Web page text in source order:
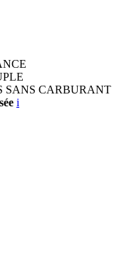
SANS CARBURANT
i